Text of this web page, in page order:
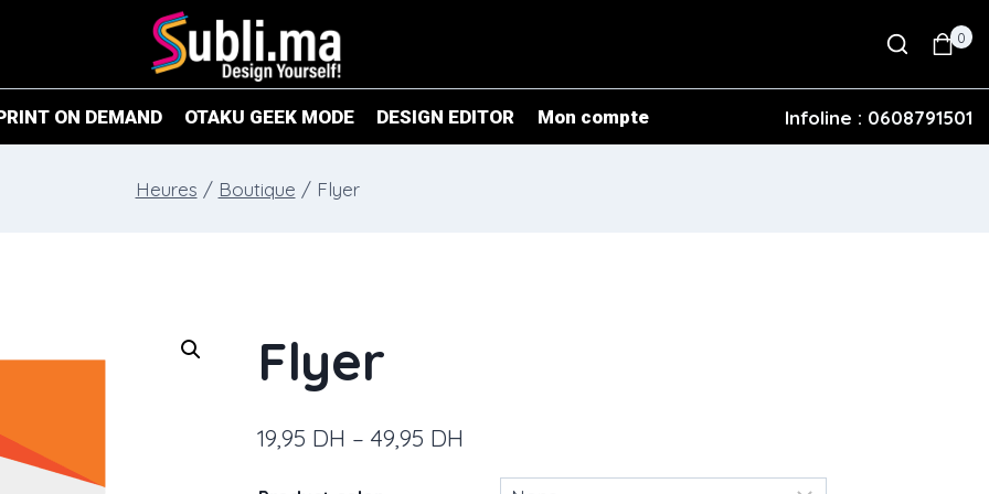
0
ON DEMAND OTAKU GEEK MODE DESIGN EDITOR Mon compte Infoline : 0608791501
Heures / Boutique / Flyer
Flyer
19,95 DH – 49,95 DH